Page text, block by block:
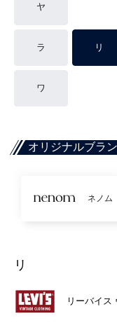
ヤ
ラ リ
ワ
オリジナルブラ
ネノム
リ
リーバイス